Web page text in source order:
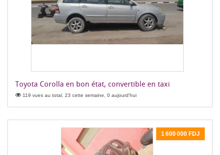
Toyota Corolla en bon état, convertible en taxi
119 vues au total, 23 cette semaine, 0 aujourd'hui
1 600 000 FDJ